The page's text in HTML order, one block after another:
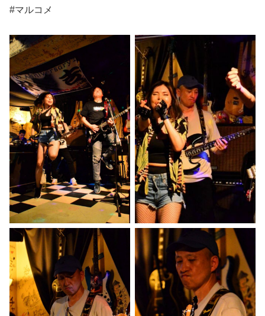
#マルコメ